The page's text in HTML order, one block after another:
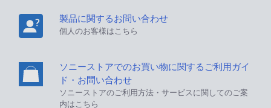
製品に関するお問い合わせ
個人のお客様はこちら
ソニーストアでのお買い物に関するご利用ガイ
ド・お問い合わせ
ソニーストアのご利用方法・サービスに関してのご案
内はこちら